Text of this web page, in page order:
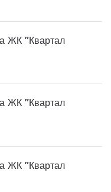
ЖК "Квартал
ЖК "Квартал
ЖК "Квартал